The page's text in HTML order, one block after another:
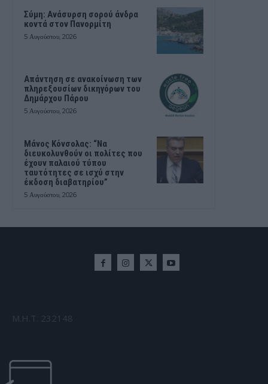
Σύμη: Ανάσυρση σορού άνδρα
κοντά στον Πανορμίτη
5 Αυγούστου, 2026
Απάντηση σε ανακοίνωση των
πληρεξουσίων δικηγόρων του
Δημάρχου Πάρου
5 Αυγούστου, 2026
Μάνος Κόνσολας: “Να
διευκολυνθούν οι πολίτες που
έχουν παλαιού τύπου
ταυτότητες σε ισχύ στην
έκδοση διαβατηρίου”
5 Αυγούστου, 2026
Μ.Η.Τ. 232148